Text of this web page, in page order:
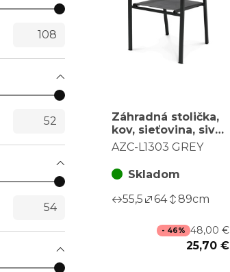
Záhradná stolička,
kov, sieťovina, sivá,
AZC-L1303 GREY
AZC-L1303 GREY
Skladom
55,5
64 89cm
- 46% 48,00 €
25,70 €